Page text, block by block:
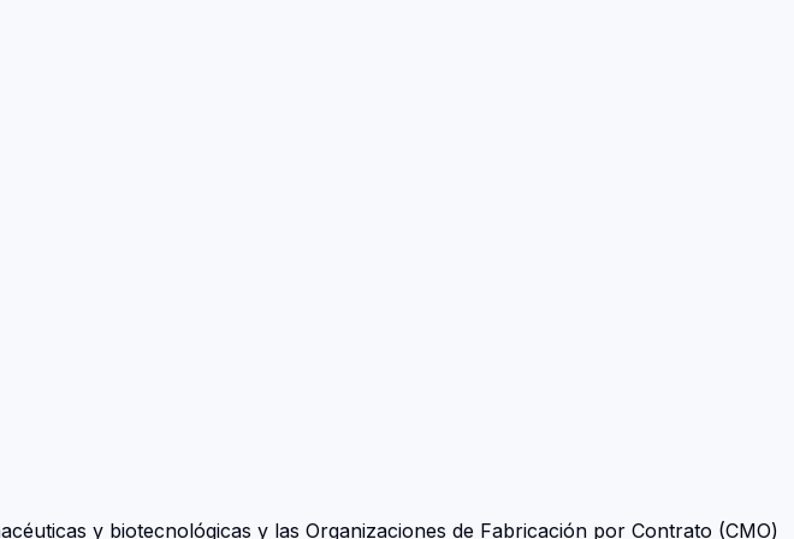
y biotecnológicas y las Organizaciones de Fabricación por Contrato (CMO)